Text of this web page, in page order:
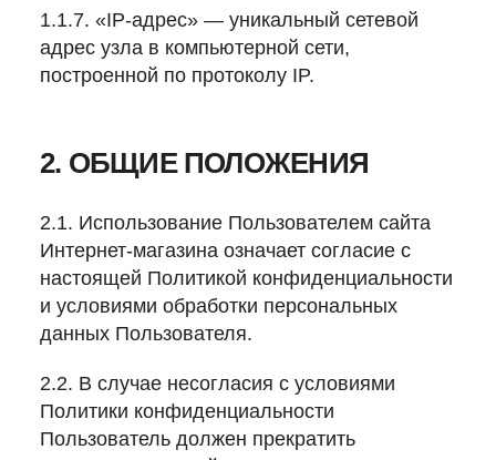
1.1.7. «IP-адрес» — уникальный сетевой
адрес узла в компьютерной сети,
построенной по протоколу IP.
2. ОБЩИЕ ПОЛОЖЕНИЯ
2.1. Использование Пользователем сайта
Интернет-магазина означает согласие с
настоящей Политикой конфиденциальности
и условиями обработки персональных
данных Пользователя.
2.2. В случае несогласия с условиями
Политики конфиденциальности
Пользователь должен прекратить